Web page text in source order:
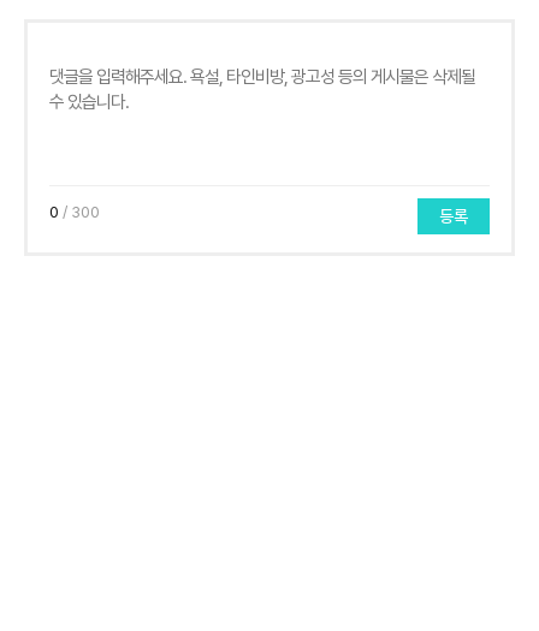
0 / 300 등록